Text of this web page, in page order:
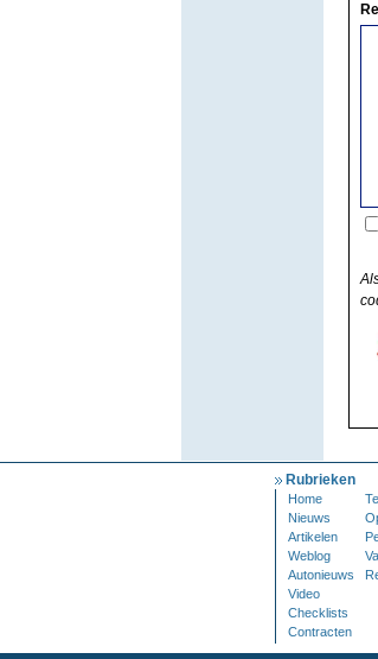
Rubrieken
Home
Nieuws
Artikelen
Weblog
Autonieuws
Video
Checklists
Contracten